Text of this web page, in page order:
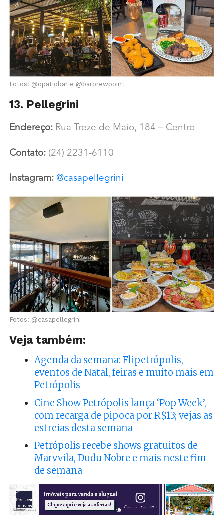
Fotos: @opatiobar e @barbrewpoint
13. Pellegrini
Endereço:Rua Treze de Maio, 184 – Centro
Contato:(24) 2231-6110
Instagram: @casapellegrini
Fotos: @casapellegrini
Veja também:
Agenda da semana: Flipetrópolis,
eventos de Natal, feiras e muito mais em
Petrópolis
Cine Show Petrópolis lança ‘Pop Week’,
com recarga de pipoca por R$13; vejas as
estreias desta semana
Petrópolis recebe shows gratuitos de
Marvvila, Dudu Nobre e mais neste fim
de semana